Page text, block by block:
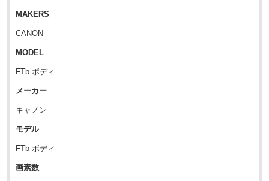
MAKERS
CANON
MODEL
FTb ボディ
メーカー
キャノン
モデル
FTb ボディ
画素数